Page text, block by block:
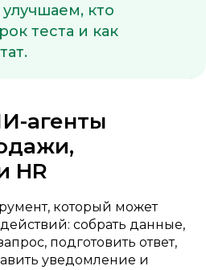
улучшаем, кто
теста и как
агенты
HR
который может
собрать данные,
подготовить ответ,
уведомление и